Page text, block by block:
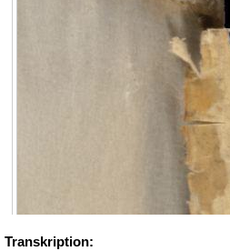
Transkription: